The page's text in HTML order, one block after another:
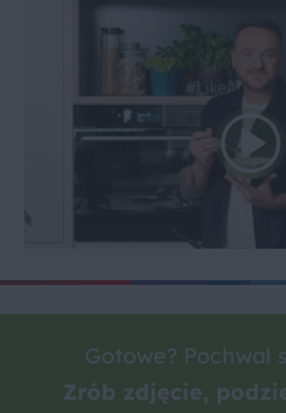
Gotowe? Pochwal
Zrób zdjęcie,